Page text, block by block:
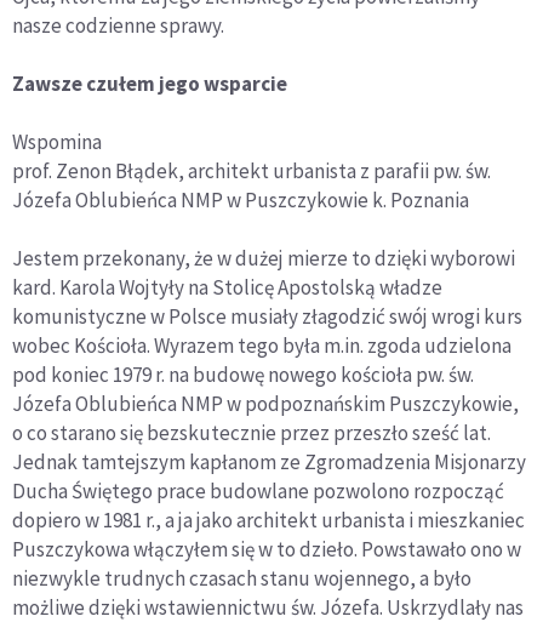
nasze codzienne sprawy.
Zawsze czułem jego wsparcie
Wspomina
prof. Zenon Błądek, architekt urbanista z parafii pw. św.
Józefa Oblubieńca NMP w Puszczykowie k. Poznania
Jestem przekonany, że w dużej mierze to dzięki wyborowi
kard. Karola Wojtyły na Stolicę Apostolską władze
komunistyczne w Polsce musiały złagodzić swój wrogi kurs
wobec Kościoła. Wyrazem tego była m.in. zgoda udzielona
pod koniec 1979 r. na budowę nowego kościoła pw. św.
Józefa Oblubieńca NMP w podpoznańskim Puszczykowie,
o co starano się bezskutecznie przez przeszło sześć lat.
Jednak tamtejszym kapłanom ze Zgromadzenia Misjonarzy
Ducha Świętego prace budowlane pozwolono rozpocząć
dopiero w 1981 r., a ja jako architekt urbanista i mieszkaniec
Puszczykowa włączyłem się w to dzieło. Powstawało ono w
niezwykle trudnych czasach stanu wojennego, a było
możliwe dzięki wstawiennictwu św. Józefa. Uskrzydlały nas